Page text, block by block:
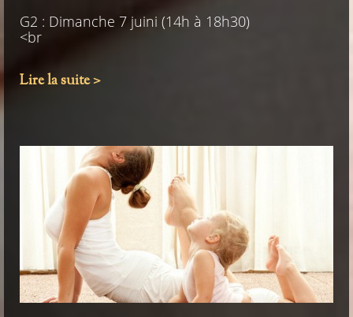
G2 : Dimanche 7 juini (14h à 18h30)
<br
Lire la suite >